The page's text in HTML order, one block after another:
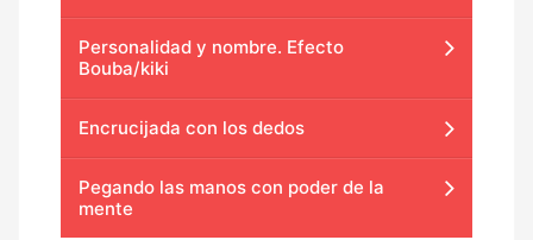
Personalidad y nombre. Efecto
Bouba/kiki
Encrucijada con los dedos
Pegando las manos con poder de la
mente